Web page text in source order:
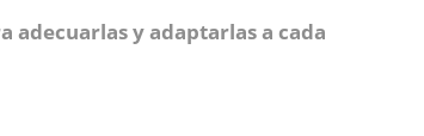
y adaptarlas a cada